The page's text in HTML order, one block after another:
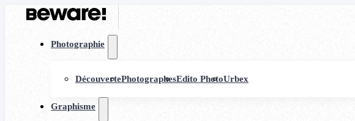
Photographie
DécouvertePhotographesEdito PhotoUrbex
Graphisme